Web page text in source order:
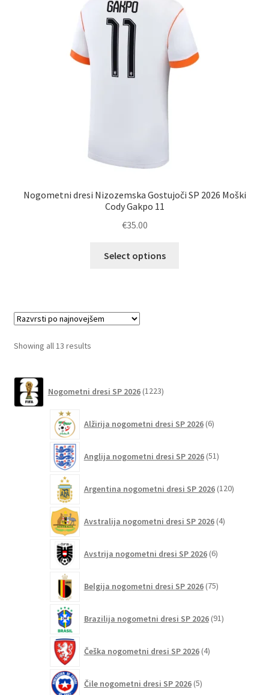
lahko
strani
izdelka
Nogometni dresi Nizozemska Gostujoči SP 2026 Moški
Cody Gakpo 11
€35.00
Select options
Showing all 13 resultsSorted
Nogometni dresi SP 2026 1223izdelkov
Alžirija nogometni dresi SP 2026 6izdelkov
Anglija nogometni dresi SP 2026 51izdelkov
Argentina nogometni dresi SP 2026 120izdelkov
Avstralija nogometni dresi SP 2026 4izdelki
Avstrija nogometni dresi SP 2026 6izdelkov
Belgija nogometni dresi SP 2026 75izdelkov
Brazilija nogometni dresi SP 2026 91izdelkov
Češka nogometni dresi SP 2026 4izdelki
Čile nogometni dresi SP 2026 5izdelkov